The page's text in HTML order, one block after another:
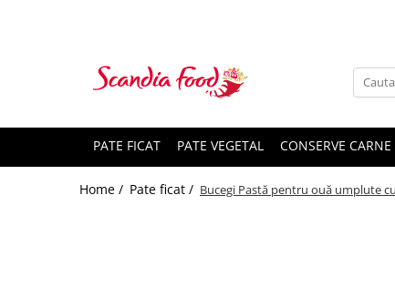
PATE FICAT PATE VEGETAL CONSERVE CARNE
Home / Pate ficat / Bucegi Pastă pentru ouă umplute